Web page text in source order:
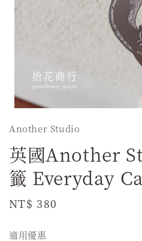
Another Studio
英國Another
籤 Everyday
Regular
NT$ 380
適用優惠